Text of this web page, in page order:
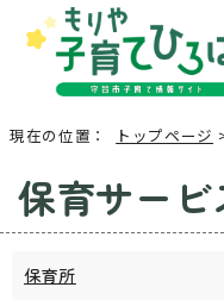
現在の位置： トップページ
保育サービ
保育所